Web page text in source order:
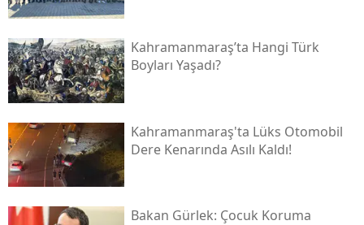
Kahramanmaraş’ta Hangi Türk
Boyları Yaşadı?
Kahramanmaraş'ta Lüks Otomobil
Dere Kenarında Asılı Kaldı!
Bakan Gürlek: Çocuk Koruma